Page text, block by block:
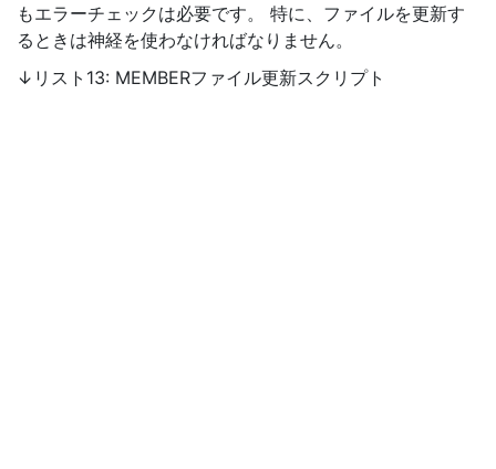
もエラーチェックは必要です。 特に、ファイルを更新す
るときは神経を使わなければなりません。
↓リスト13: MEMBERファイル更新スクリプト